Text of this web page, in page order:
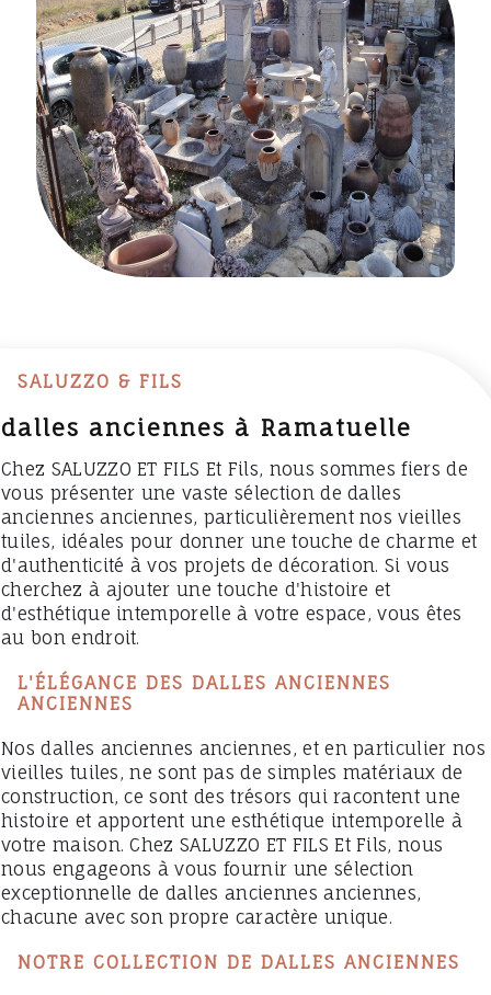
SALUZZO & FILS
dalles anciennes à Ramatuelle
Chez SALUZZO ET FILS Et Fils, nous sommes fiers de
vous présenter une vaste sélection de dalles
anciennes anciennes, particulièrement nos vieilles
tuiles, idéales pour donner une touche de charme et
d'authenticité à vos projets de décoration. Si vous
cherchez à ajouter une touche d'histoire et
d'esthétique intemporelle à votre espace, vous êtes
au bon endroit.
L'ÉLÉGANCE DES DALLES ANCIENNES
ANCIENNES
Nos dalles anciennes anciennes, et en particulier nos
vieilles tuiles, ne sont pas de simples matériaux de
construction, ce sont des trésors qui racontent une
histoire et apportent une esthétique intemporelle à
votre maison. Chez SALUZZO ET FILS Et Fils, nous
nous engageons à vous fournir une sélection
exceptionnelle de dalles anciennes anciennes,
chacune avec son propre caractère unique.
NOTRE COLLECTION DE DALLES ANCIENNES